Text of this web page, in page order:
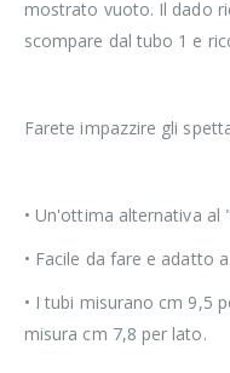
mostrato vuoto. Il dado
scompare dal tubo 1 e
Farete impazzire gli
• Un'ottima alternativa al
• Facile da fare e adatto
• I tubi misurano cm 9,5
misura cm 7,8 per lato.